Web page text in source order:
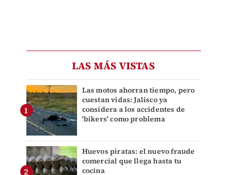
LAS MÁS VISTAS
Las motos ahorran tiempo, pero
cuestan vidas: Jalisco ya
considera a los accidentes de
'bikers' como problema
Huevos piratas: el nuevo fraude
comercial que llega hasta tu
cocina